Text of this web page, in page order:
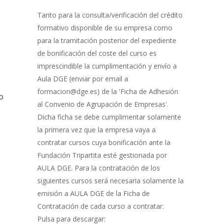
de
Bonificación
Tanto para la consulta/verificación del crédito
formativo disponible de su empresa como
para la tramitación posterior del expediente
de bonificación del coste del curso es
imprescindible la cumplimentación y envío a
Aula DGE (enviar por email a
formacion@dge.es) de la 'Ficha de Adhesión
al Convenio de Agrupación de Empresas'.
Dicha ficha se debe cumplimentar solamente
la primera vez que la empresa vaya a
contratar cursos cuya bonificación ante la
Fundación Tripartita esté gestionada por
AULA DGE. Para la contratación de los
siguientes cursos será necesaria solamente la
emisión a AULA DGE de la Ficha de
Contratación de cada curso a contratar.
Pulsa para descargar: